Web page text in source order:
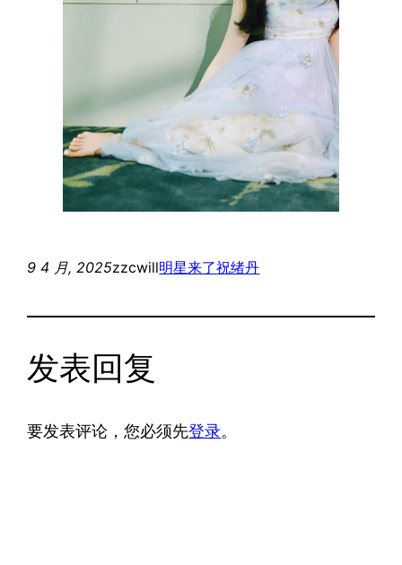
9 4 月, 2025zzcwill明星来了祝绪丹
发表回复
要发表评论，您必须先登录。